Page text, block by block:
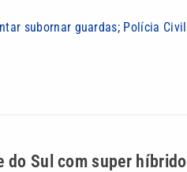
subornar guardas; Polícia Civil
do Sul com super híbrido